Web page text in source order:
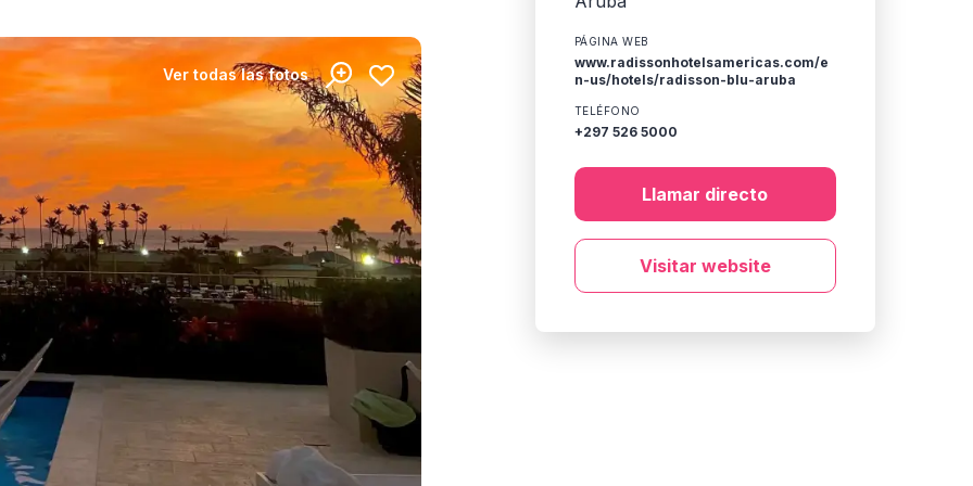
Ver todas las fotos
PÁGINA WEB
www.radissonhotelsamericas.com/e
n-us/hotels/radisson-blu-aruba
TELÉFONO
+297 526 5000
Llamar directo
Visitar website